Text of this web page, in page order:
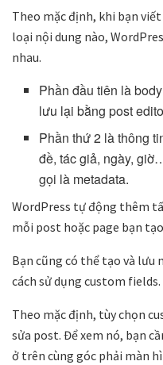
Theo mặc định, khi bạn
loại nội dung nào,
nhau.
Phần đầu tiên là
lưu lại bằng post
Phần thứ 2 là thông
đề, tác giả, ngày,
gọi là metadata.
WordPress tự động thêm
mỗi post hoặc page bạn
Bạn cũng có thể tạo và lưu
cách sử dụng custom fields.
Theo mặc định, tùy chọn
sửa post. Để xem nó, bạn
ở trên cùng góc phải màn